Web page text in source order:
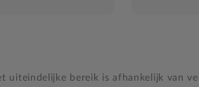
uiteindelijke bereik is afhankelijk van